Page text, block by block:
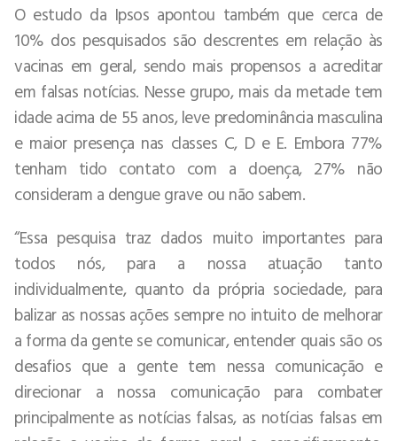
O estudo da Ipsos apontou também que cerca de
10% dos pesquisados são descrentes em relação às
vacinas em geral, sendo mais propensos a acreditar
em falsas notícias. Nesse grupo, mais da metade tem
idade acima de 55 anos, leve predominância masculina
e maior presença nas classes C, D e E. Embora 77%
tenham tido contato com a doença, 27% não
consideram a dengue grave ou não sabem.
“Essa pesquisa traz dados muito importantes para
todos nós, para a nossa atuação tanto
individualmente, quanto da própria sociedade, para
balizar as nossas ações sempre no intuito de melhorar
a forma da gente se comunicar, entender quais são os
desafios que a gente tem nessa comunicação e
direcionar a nossa comunicação para combater
principalmente as notícias falsas, as notícias falsas em